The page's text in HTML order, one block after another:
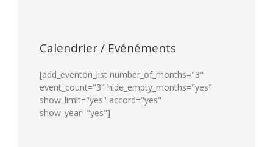
Calendrier / Evénéments
[add_eventon_list number_of_months="3"
event_count="3" hide_empty_months="yes"
show_limit="yes" accord="yes"
show_year="yes"]